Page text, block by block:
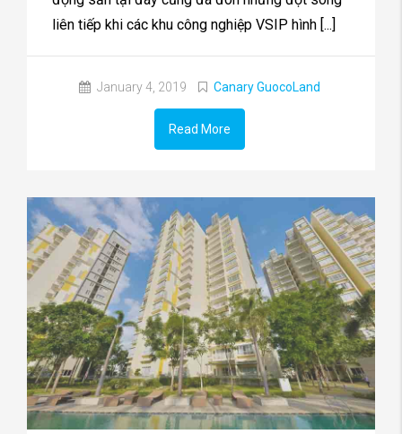
liên tiếp khi các khu công nghiệp VSIP hình [...]
January 4, 2019 Canary GuocoLand
Read More